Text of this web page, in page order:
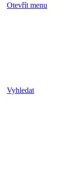
Otevřít menu
Vyhledat